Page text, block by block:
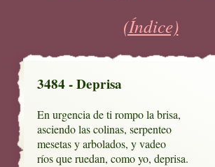
(Índice)
3484 - Deprisa
En urgencia de ti rompo la brisa,
asciendo las colinas, serpenteo
mesetas y arbolados, y vadeo
ríos que ruedan, como yo, deprisa.